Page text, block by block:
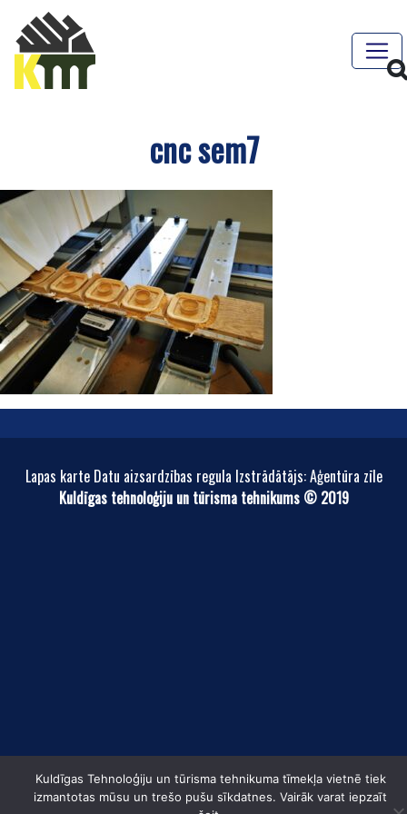
cnc sem7
Lapas karte Datu aizsardzības regula Izstrādātājs: Aģentūra zīle
Kuldīgas tehnoloģiju un tūrisma tehnikums © 2019
Kuldīgas Tehnoloģiju un tūrisma tehnikuma tīmekļa vietnē tiek
izmantotas mūsu un trešo pušu sīkdatnes. Vairāk varat iepzaīt